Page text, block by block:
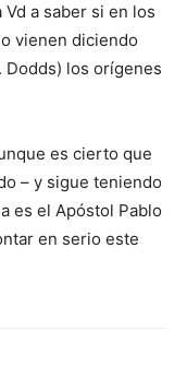
a saber si en los
vienen diciendo
Dodds) los orígenes
es cierto que
– y sigue teniendo
es el Apóstol Pablo
en serio este